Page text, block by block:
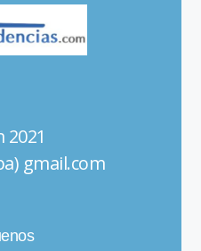
2021
gmail.com